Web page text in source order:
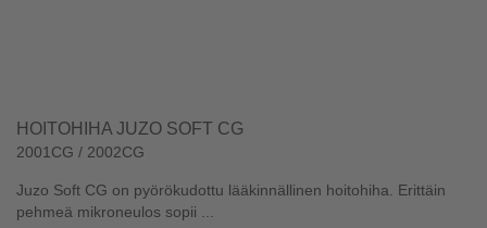
HOITOHIHA JUZO SOFT CG
2001CG / 2002CG
Juzo Soft CG on pyörökudottu lääkinnällinen hoitohiha. Erittäin
pehmeä mikroneulos sopii ...